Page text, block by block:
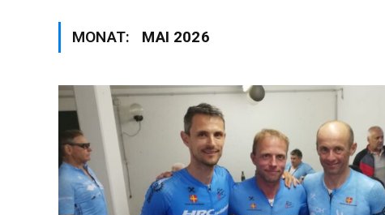
MONAT: MAI 2026